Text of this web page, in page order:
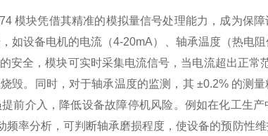
模块凭借其精准的模拟量信号处理能力，成为保
如设备电机的电流（4-20mA）、轴承温度（热电
安全，模块可实时采集电流信号，当电流超出正常
毁。同时，对于轴承温度的监测，其 ±0.2% 的测
前介入，降低设备故障停机风险。例如在化工生
率分析，可判断轴承磨损程度，使设备的预防性